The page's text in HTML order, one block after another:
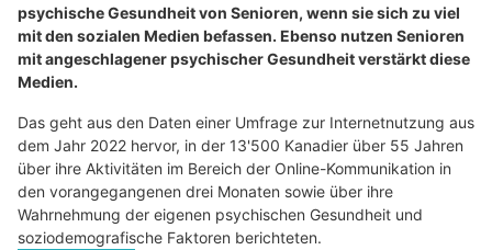
psychische Gesundheit von Senioren, wenn sie sich zu viel
mit den sozialen Medien befassen. Ebenso nutzen Senioren
mit angeschlagener psychischer Gesundheit verstärkt diese
Medien.
Das geht aus den Daten einer Umfrage zur Internetnutzung aus
dem Jahr 2022 hervor, in der 13'500 Kanadier über 55 Jahren
über ihre Aktivitäten im Bereich der Online-Kommunikation in
den vorangegangenen drei Monaten sowie über ihre
Wahrnehmung der eigenen psychischen Gesundheit und
soziodemografische Faktoren berichteten.